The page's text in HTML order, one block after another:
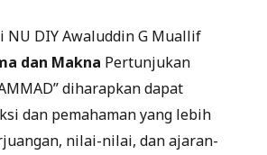
NU DIY Awaluddin G Muallif
dan Makna Pertunjukan
diharapkan dapat
dan pemahaman yang lebih
nilai-nilai, dan ajaran-